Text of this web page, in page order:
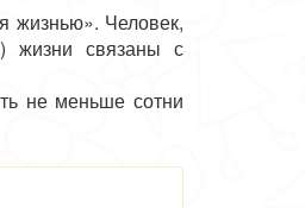
жизнью». Человек,
жизни связаны с
не меньше сотни
изданий, а
диком произволе